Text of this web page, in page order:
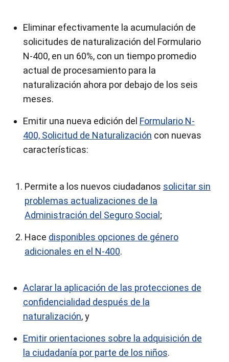
Eliminar efectivamente la acumulación de
solicitudes de naturalización del Formulario
N-400, en un 60%, con un tiempo promedio
actual de procesamiento para la
naturalización ahora por debajo de los seis
meses.
Emitir una nueva edición del Formulario N-
400, Solicitud de Naturalización con nuevas
características:
Permite a los nuevos ciudadanos solicitar sin
problemas actualizaciones de la
Administración del Seguro Social;
Hace disponibles opciones de género
adicionales en el N-400.
Aclarar la aplicación de las protecciones de
confidencialidad después de la
naturalización, y
Emitir orientaciones sobre la adquisición de
la ciudadanía por parte de los niños.